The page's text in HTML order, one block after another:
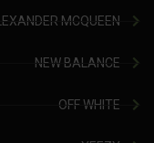
MCQUEEN
NEW BALANCE
OFF WHITE